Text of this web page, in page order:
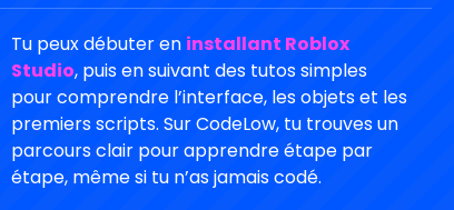
Tu peux débuter en installant Roblox
Studio, puis en suivant des tutos simples
pour comprendre l’interface, les objets et les
premiers scripts. Sur CodeLow, tu trouves un
parcours clair pour apprendre étape par
étape, même si tu n’as jamais codé.